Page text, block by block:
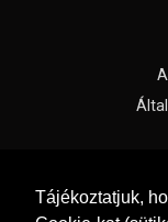
Tájékoztatjuk,